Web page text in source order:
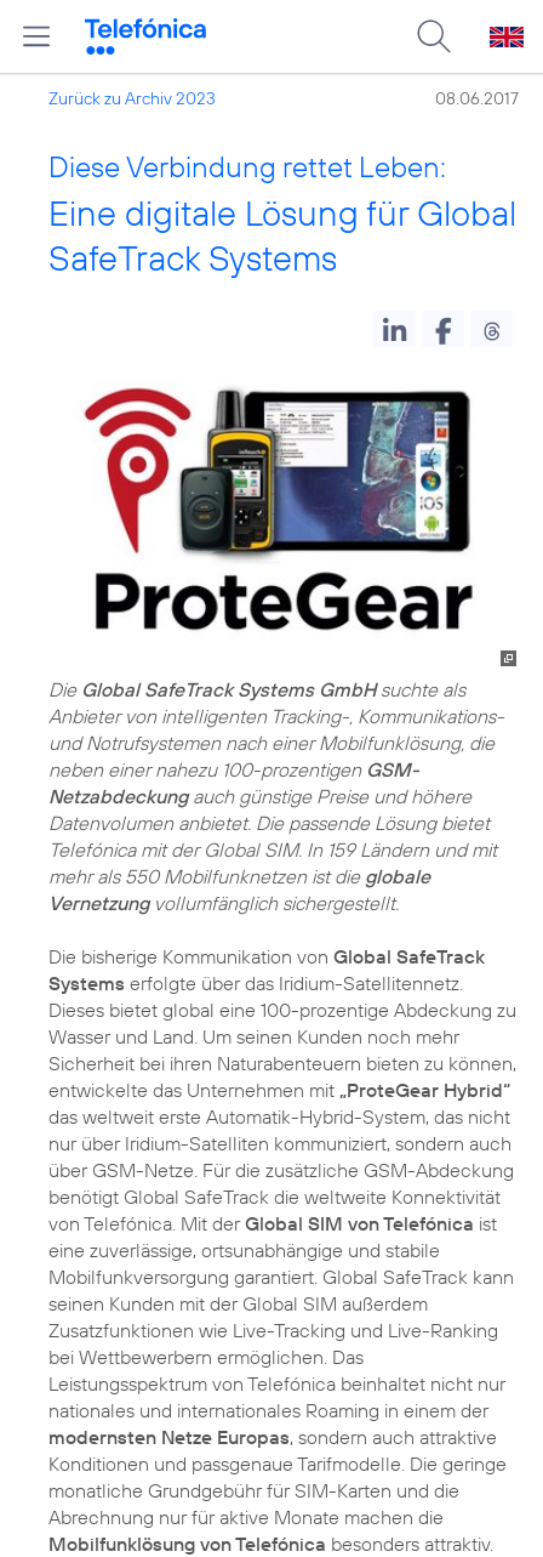
Zurück zu Archiv 2023 08.06.2017
Diese Verbindung rettet Leben:
Eine digitale Lösung für Global
SafeTrack Systems
Die Global SafeTrack Systems GmbHsuchte als
Anbieter von intelligenten Tracking-, Kommunikations-
und Notrufsystemen nach einer Mobilfunklösung, die
neben einer nahezu 100-prozentigen GSM-
Netzabdeckungauch günstige Preise und höhere
Datenvolumen anbietet. Die passende Lösung bietet
Telefónica mit der Global SIM. In 159 Ländern und mit
mehr als 550 Mobilfunknetzen ist die globale
Vernetzungvollumfänglich sichergestellt.
Die bisherige Kommunikation von Global SafeTrack
Systems erfolgte über das Iridium-Satellitennetz.
Dieses bietet global eine 100-prozentige Abdeckung zu
Wasser und Land. Um seinen Kunden noch mehr
Sicherheit bei ihren Naturabenteuern bieten zu können,
entwickelte das Unternehmen mit „ProteGear Hybrid“
das weltweit erste Automatik-Hybrid-System, das nicht
nur über Iridium-Satelliten kommuniziert, sondern auch
über GSM-Netze. Für die zusätzliche GSM-Abdeckung
benötigt Global SafeTrack die weltweite Konnektivität
von Telefónica. Mit derGlobal SIM von Telefónica ist
eine zuverlässige, ortsunabhängige und stabile
Mobilfunkversorgung garantiert. Global SafeTrack kann
seinen Kunden mit der Global SIM außerdem
Zusatzfunktionen wie Live-Tracking und Live-Ranking
bei Wettbewerbern ermöglichen. Das
Leistungsspektrum von Telefónica beinhaltet nicht nur
nationales und internationales Roaming in einem der
modernsten Netze Europas, sondern auch attraktive
Konditionen und passgenaue Tarifmodelle. Die geringe
monatliche Grundgebühr für SIM-Karten und die
Abrechnung nur für aktive Monate machen die
Mobilfunklösung von Telefónica besonders attraktiv.